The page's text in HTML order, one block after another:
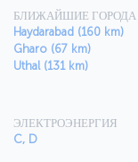
БЛИЖАЙШИЕ ГОРОДА
Haydarabad (160 km)
Gharo (67 km)
Uthal (131 km)
ЭЛЕКТРОЭНЕРГИЯ
C, D